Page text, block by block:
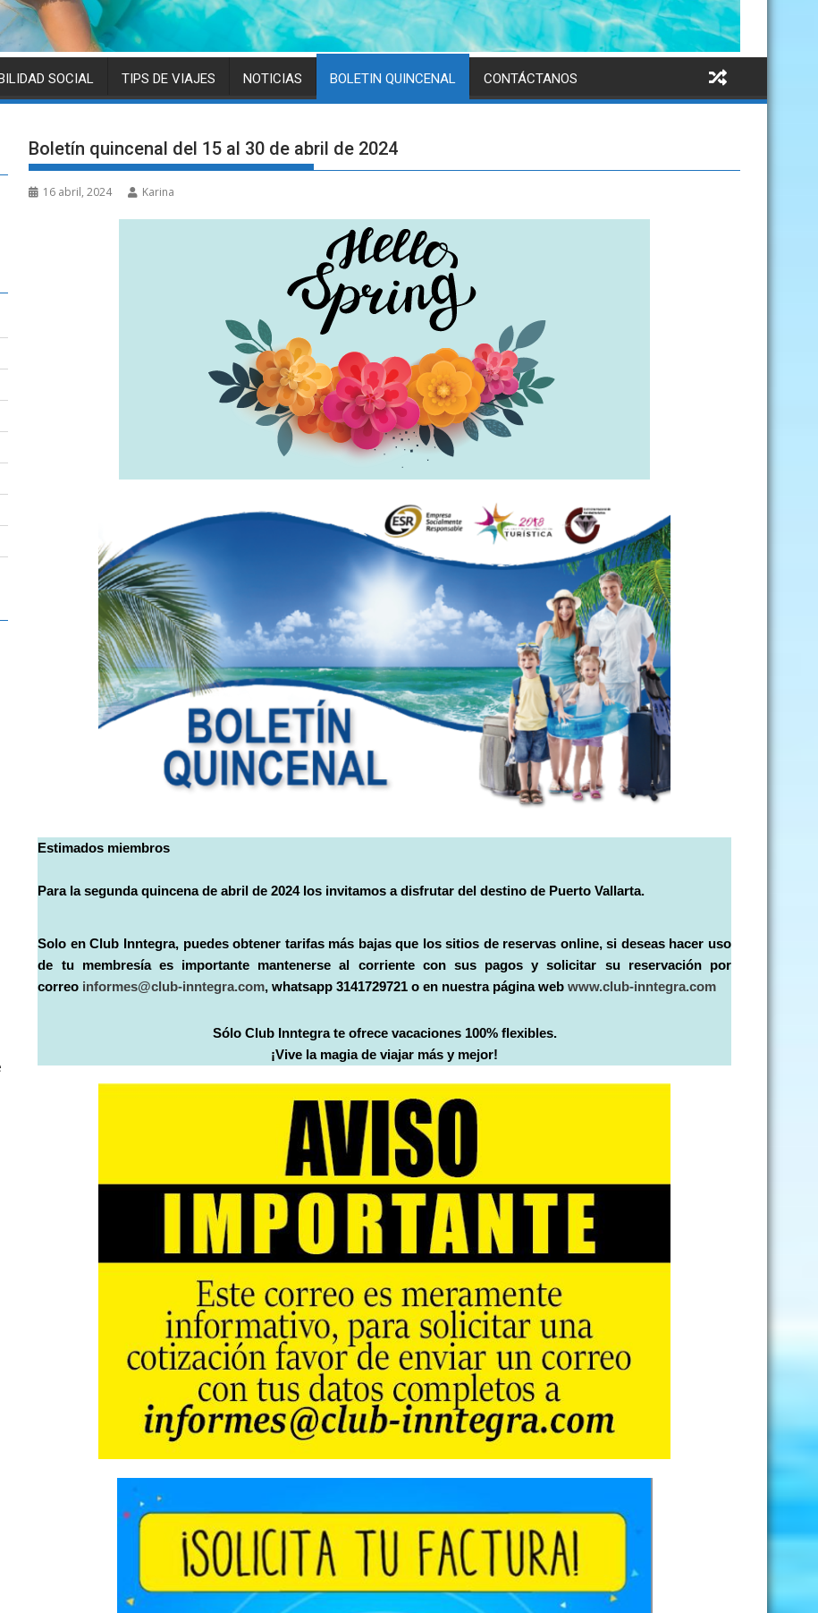
SOCIAL TIPS DE VIAJES NOTICIAS BOLETIN QUINCENAL CONTÁCTANOS
Boletín quincenal del 15 al 30 de abril de 2024
16 abril, 2024 Karina
Estimados miembros
Para la segunda quincena de abril de 2024 los invitamos a disfrutar del destino de Puerto Vallarta.
Solo en Club Inntegra, puedes obtener tarifas más bajas que los sitios de reservas online, si deseas hacer uso
de tu membresía es importante mantenerse al corriente con sus pagos y solicitar su reservación por
correo informes@club-inntegra.com, whatsapp 3141729721 o en nuestra página webwww.club-inntegra.com
Sólo Club Inntegra te ofrece vacaciones 100% flexibles.
¡Vive la magia de viajar más y mejor!